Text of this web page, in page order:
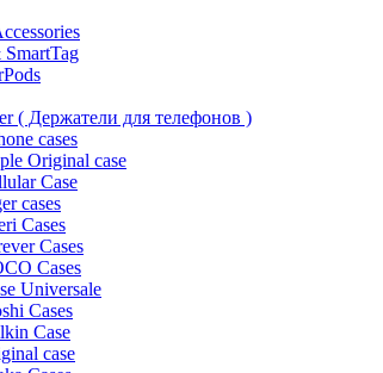
( Держатели для телефонов )
cases
Original case
Case
cases
Cases
Cases
Cases
Universale
Cases
Case
case